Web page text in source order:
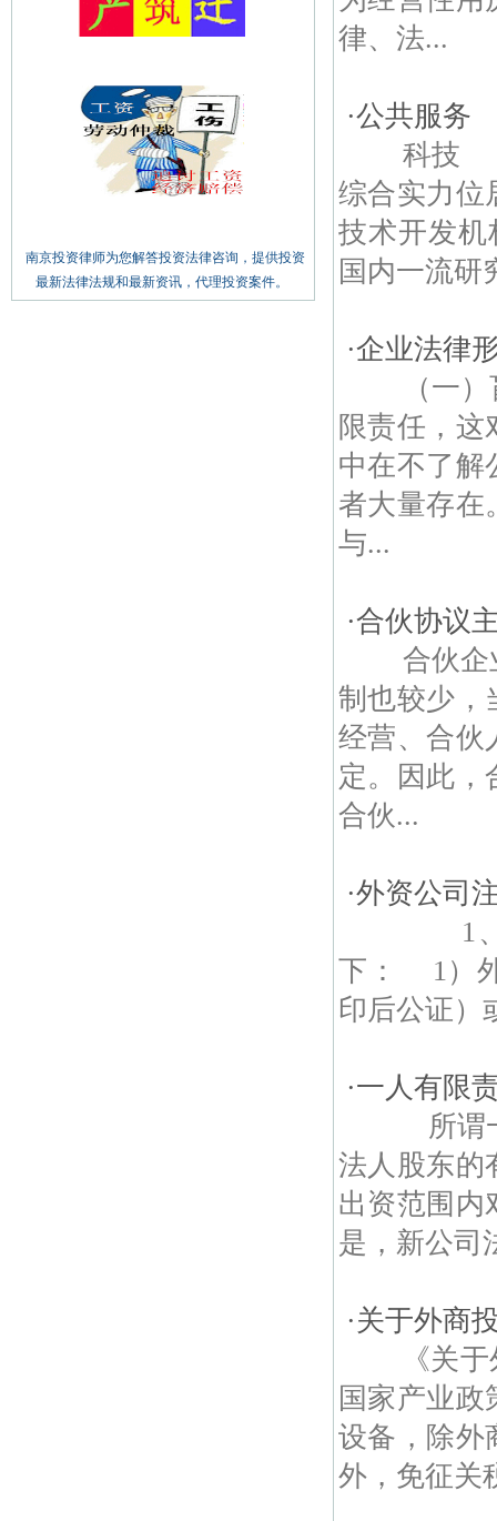
南京投资律师为您解答投资法律咨询，提供投资
最新法律法规和最新资讯，代理投资案件。
律、法...
·公共服务
科技 南
综合实力位
技术开发机
国内一流研
·企业法律
（一）盲
限责任，
中在不了解
者大量存在
与...
·合伙协议
合伙企业
制也较少，
经营、合伙
定。因此，
合伙...
·外资公司
1、外资
下： 1）外
印后公证
·一人有限
所谓一人
法人股东的
出资范围内
是，新公司
·关于外商
《关于外
国家产业
设备，除外
外，免征关